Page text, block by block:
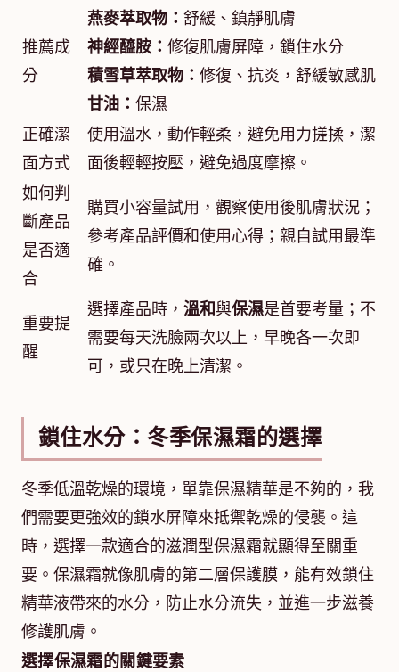
推薦成
分
燕麥萃取物： 舒緩、鎮靜肌膚
神經醯胺： 修復肌膚屏障，鎖住水分
積雪草萃取物： 修復、抗炎，舒緩敏感肌
甘油： 保濕
正確潔
面方式
使用溫水，動作輕柔，避免用力搓揉，潔
面後輕輕按壓，避免過度摩擦。
如何判
斷產品
是否適
合
購買小容量試用，觀察使用後肌膚狀況；
參考產品評價和使用心得；親自試用最準
確。
重要提
醒
選擇產品時， 溫和與保濕是首要考量；不
需要每天洗臉兩次以上，早晚各一次即
可，或只在晚上清潔。
鎖住水分：冬季保濕霜的選擇
冬季低溫乾燥的環境，單靠保濕精華是不夠的，我
們需要更強效的鎖水屏障來抵禦乾燥的侵襲。這
時，選擇一款適合的滋潤型保濕霜就顯得至關重
要。保濕霜就像肌膚的第二層保護膜，能有效鎖住
精華液帶來的水分，防止水分流失，並進一步滋養
修護肌膚。
選擇保濕霜的關鍵要素